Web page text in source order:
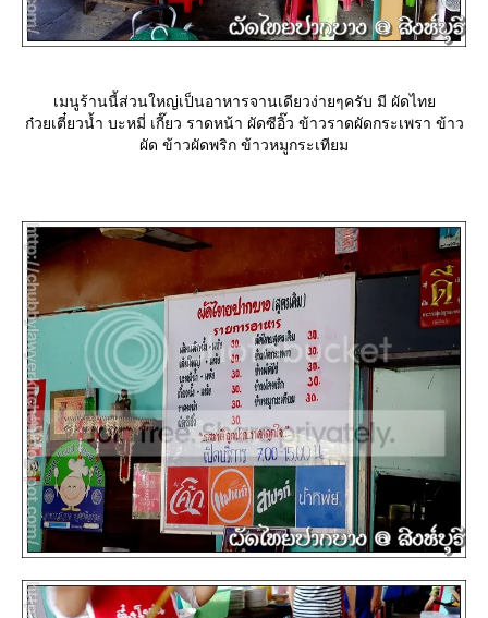
เมนูร้านนี้ส่วนใหญ่เป็นอาหารจานเดียวง่ายๆครับ มี ผัดไท
ก๋วยเตี๋ยวน้ำ บะหมี่ เกี๊ยว ราดหน้า ผัดซีอิ๊ว ข้าวราดผัดกระเพรา ข้าว
ผัด ข้าวผัดพริก ข้าวหมูกระเทียม